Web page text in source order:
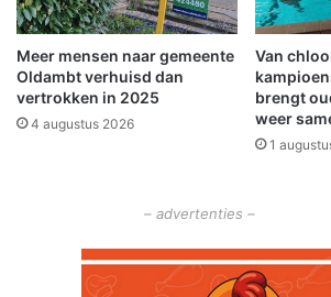
i
j
d
e
n
s
Meer mensen naar gemeente
Oldambt verhuisd dan
vertrokken in 2025
4 augustus 2026
Van
brengt
weer
1
– advertenties –